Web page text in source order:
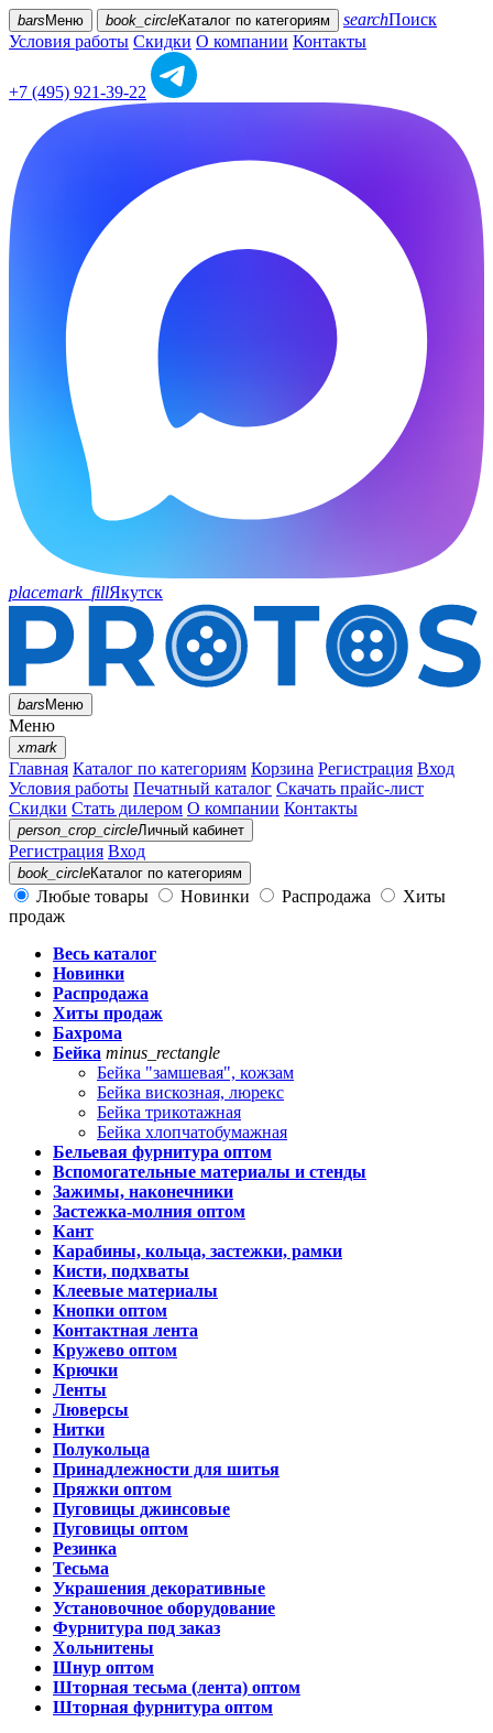
bars Меню book_circleКаталог по категориям searchПоиск
Условия работы Скидки О компании Контакты
+7 (495) 921-39-22
placemark_fillЯкутск
barsМеню
Меню
xmark
Главная Каталог по категориям Корзина Регистрация Вход
Условия работы Печатный каталог Скачать прайс-лист
Скидки Стать дилером О компании Контакты
person_crop_circleЛичный кабинет
Регистрация Вход
book_circleКаталог по категориям
Любые товары Новинки Распродажа
Хиты
продаж
Весь каталог
Новинки
Распродажа
Хиты продаж
Бахрома
Бейка minus_rectangle
Бейка "замшевая", кожзам
Бейка вискозная, люрекс
Бейка трикотажная
Бейка хлопчатобумажная
Бельевая фурнитура оптом
Вспомогательные материалы и стенды
Зажимы, наконечники
Застежка-молния оптом
Кант
Карабины, кольца, застежки, рамки
Кисти, подхваты
Клеевые материалы
Кнопки оптом
Контактная лента
Кружево оптом
Крючки
Ленты
Люверсы
Нитки
Полукольца
Принадлежности для шитья
Пряжки оптом
Пуговицы джинсовые
Пуговицы оптом
Резинка
Тесьма
Украшения декоративные
Установочное оборудование
Фурнитура под заказ
Хольнитены
Шнур оптом
Шторная тесьма (лента) оптом
Шторная фурнитура оптом